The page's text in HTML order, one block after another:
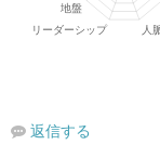
返信する